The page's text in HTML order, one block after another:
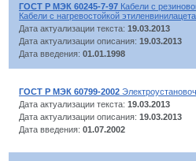
ГОСТ Р МЭК 60245-7-97 Кабели с
Кабели с нагревостойкой
Дата актуализации текста: 19.03.2013
Дата актуализации описания: 19.03.2013
Дата введения: 01.01.1998
ГОСТ Р МЭК 60799-2002
Дата актуализации текста: 19.03.2013
Дата актуализации описания: 19.03.2013
Дата введения: 01.07.2002